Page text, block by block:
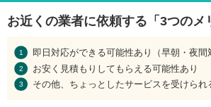
お近くの業者に依頼する「3つのメ
即日対応ができる可能性あり（早朝・夜間
お安く見積もりしてもらえる可能性あり
その他、ちょっとしたサービスを受けられ